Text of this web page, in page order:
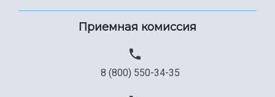
Приемная комиссия
8 (800) 550-34-35